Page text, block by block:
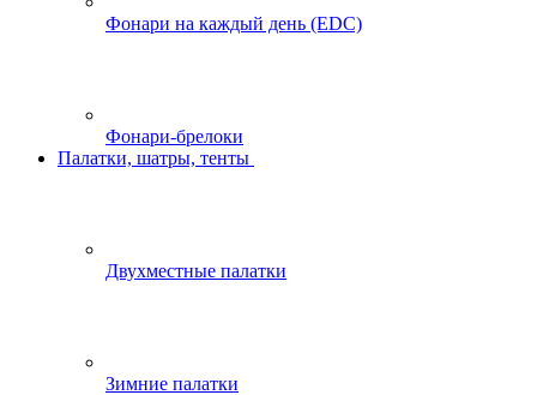
Фонари на каждый день (EDC)
Фонари-брелоки
Палатки, шатры, тенты
Двухместные палатки
Зимние палатки